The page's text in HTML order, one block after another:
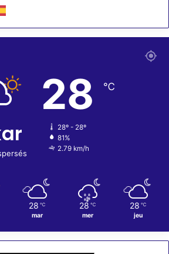
28 ℃
28º - 28º
81%
2.79 km/h
28 ℃
mar
28 ℃
mer
28 ℃
jeu